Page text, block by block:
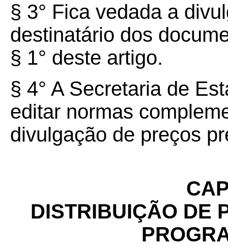
§ 3° Fica vedada a
destinatário dos
§ 1° deste artigo.
§ 4° A Secretaria de
editar normas
divulgação de preços
DISTRIBUIÇÃO DE